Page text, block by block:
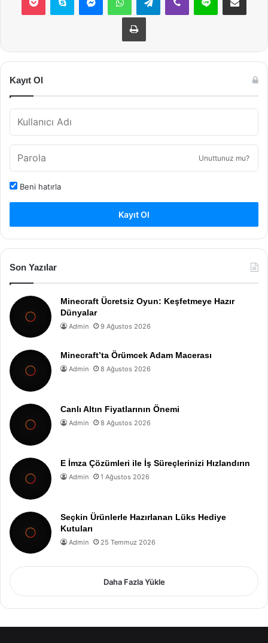
Yazdır
Kayıt Ol
Unuttunuz mu?
Beni hatırla
Kayıt Ol
Son Yazılar
Minecraft Ücretsiz Oyun: Keşfetmeye Hazır
Dünyalar
Admin 9 Ağustos 2026
Minecraft’ta Örümcek Adam Macerası
Admin 8 Ağustos 2026
Canlı Altın Fiyatlarının Önemi
Admin 8 Ağustos 2026
E İmza Çözümleri ile İş Süreçlerinizi Hızlandırın
Admin 1 Ağustos 2026
Seçkin Ürünlerle Hazırlanan Lüks Hediye
Kutuları
Admin 25 Temmuz 2026
Daha Fazla Yükle